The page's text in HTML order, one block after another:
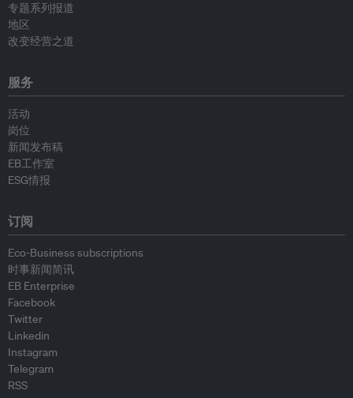
专题系列报道
地区
改变经营之道
服务
活动
岗位
新闻发布稿
EB工作室
ESG情报
订阅
Eco-Business subscriptions
时事新闻简讯
EB Enterprise
Facebook
Twitter
Linkedin
Instagram
Telegram
RSS